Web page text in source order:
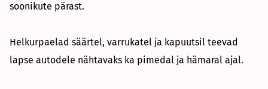
soonikute pärast.
Helkurpaelad säärtel, varrukatel ja kapuutsil teevad
lapse autodele nähtavaks ka pimedal ja hämaral ajal.